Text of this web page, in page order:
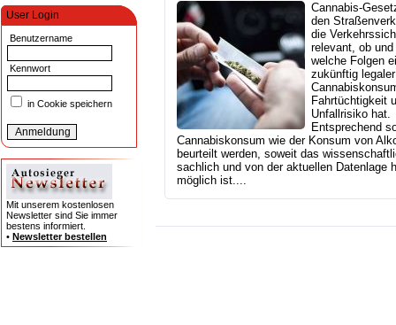
User Login
Benutzername
Kennwort
in Cookie speichern
Mit unserem kostenlosen
Newsletter sind Sie immer
bestens informiert.
• Newsletter bestellen
Cannabis-
den
die
relevant, ob
welche Folgen
zukünftig legaler
Fahrtüchtigkeit
Unfallrisiko hat.
Entsprechend
Cannabiskonsum wie der Konsum von
beurteilt werden, soweit das
sachlich und von der aktuellen Datenlage
möglich ist....